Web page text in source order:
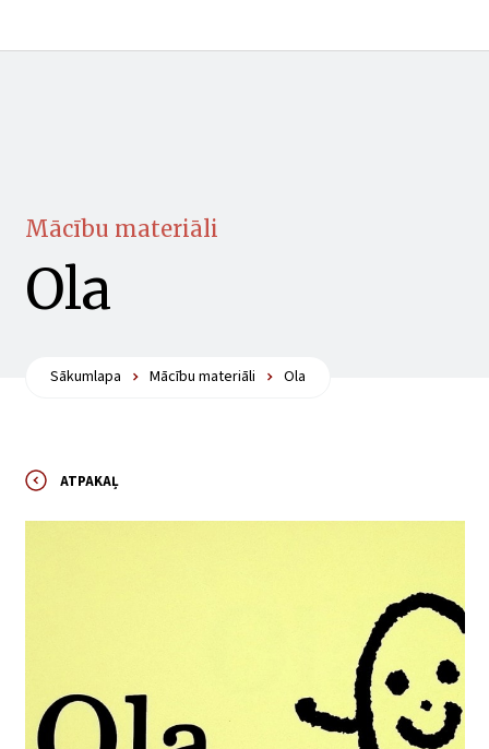
Mācību materiāli
Ola
Sākumlapa Mācību materiāli Ola
ATPAKAĻ